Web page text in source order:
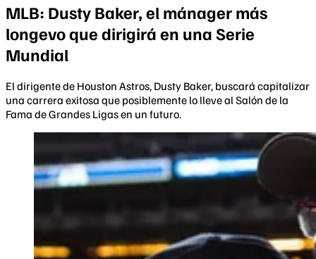
MLB: Dusty Baker, el mánager más
longevo que dirigirá en una Serie
Mundial
El dirigente de Houston Astros, Dusty Baker, buscará capitalizar
una carrera exitosa que posiblemente lo lleve al Salón de la
Fama de Grandes Ligas en un futuro.